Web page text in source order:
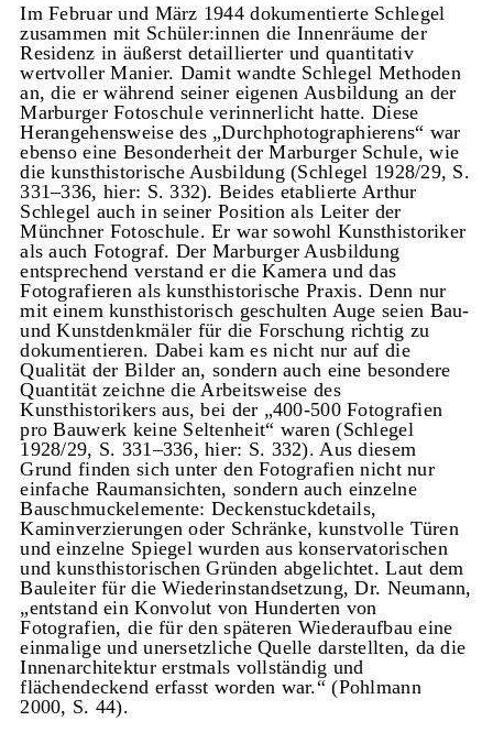
Im Februar und März 1944 dokumentierte Schlegel
zusammen mit Schüler:innen die Innenräume der
Residenz in äußerst detaillierter und quantitativ
wertvoller Manier. Damit wandte Schlegel Methoden
an, die er während seiner eigenen Ausbildung an der
Marburger Fotoschule verinnerlicht hatte. Diese
Herangehensweise des „Durchphotographierens“ war
ebenso eine Besonderheit der Marburger Schule, wie
die kunsthistorische Ausbildung (Schlegel 1928/29, S.
331–336, hier: S. 332). Beides etablierte Arthur
Schlegel auch in seiner Position als Leiter der
Münchner Fotoschule. Er war sowohl Kunsthistoriker
als auch Fotograf. Der Marburger Ausbildung
entsprechend verstand er die Kamera und das
Fotografieren als kunsthistorische Praxis. Denn nur
mit einem kunsthistorisch geschulten Auge seien Bau-
und Kunstdenkmäler für die Forschung richtig zu
dokumentieren. Dabei kam es nicht nur auf die
Qualität der Bilder an, sondern auch eine besondere
Quantität zeichne die Arbeitsweise des
Kunsthistorikers aus, bei der „400-500 Fotografien
pro Bauwerk keine Seltenheit“ waren (Schlegel
1928/29, S. 331–336, hier: S. 332). Aus diesem
Grund finden sich unter den Fotografien nicht nur
einfache Raumansichten, sondern auch einzelne
Bauschmuckelemente: Deckenstuckdetails,
Kaminverzierungen oder Schränke, kunstvolle Türen
und einzelne Spiegel wurden aus konservatorischen
und kunsthistorischen Gründen abgelichtet. Laut dem
Bauleiter für die Wiederinstandsetzung, Dr. Neumann,
„entstand ein Konvolut von Hunderten von
Fotografien, die für den späteren Wiederaufbau eine
einmalige und unersetzliche Quelle darstellten, da die
Innenarchitektur erstmals vollständig und
flächendeckend erfasst worden war.“ (Pohlmann
2000, S. 44).